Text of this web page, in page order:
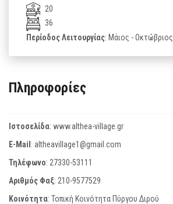
20
36
Περίοδος Λειτουργίας: Μάιος - Οκτώβριος
Πληροφορίες
Ιστοσελίδα: www.althea-village.gr
E-Mail: altheavillage1@gmail.com
Τηλέφωνο: 27330-53111
Αριθμός Φαξ: 210-9577529
Κοινότητα: Τοπική Κοινότητα Πύργου Διρού